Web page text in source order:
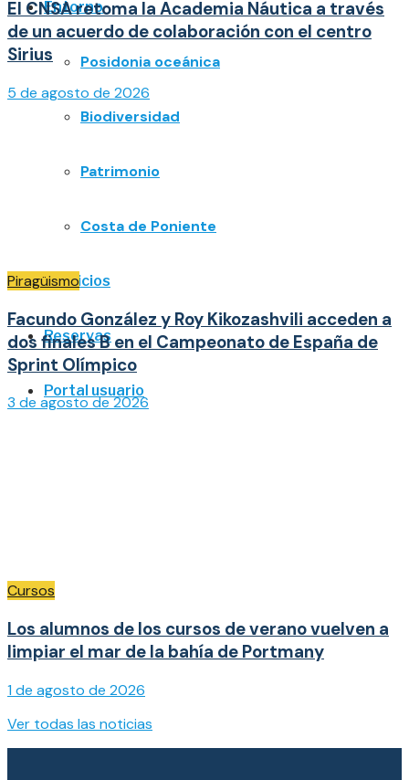
Entorno
Posidonia oceánica
Biodiversidad
Patrimonio
Costa de Poniente
Servicios
Reservas
Portal usuario
El CNSA retoma la Academia Náutica a través
de un acuerdo de colaboración con el centro
Sirius
5 de agosto de 2026
Piragüismo
Facundo González y Roy Kikozashvili acceden a
dos finales B en el Campeonato de España de
Sprint Olímpico
3 de agosto de 2026
Cursos
Los alumnos de los cursos de verano vuelven a
limpiar el mar de la bahía de Portmany
1 de agosto de 2026
Ver todas las noticias